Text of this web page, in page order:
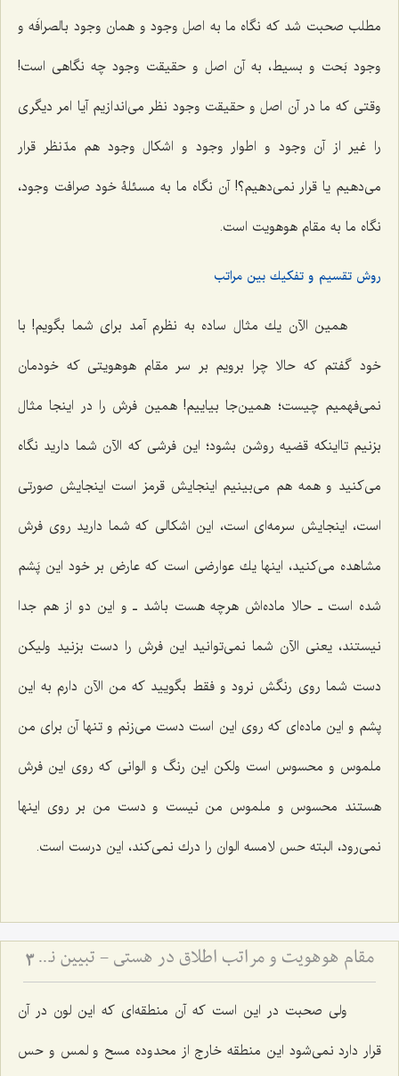
مطلب صحبت شد كه نگاه ما به اصل وجود و همان وجود بالصرافَه و
وجود بَحت و بسیط، به آن اصل و حقیقت وجود چه نگاهى است!
وقتى كه ما در آن اصل و حقیقت وجود نظر مى‌اندازیم آیا امر دیگرى
را غیر از آن وجود و اطوار وجود و اشكال وجود هم مدّنظر قرار
مى‌دهیم یا قرار نمى‌دهیم؟! آن نگاه ما به مسئلۀ خود صرافت وجود،
نگاه ما به مقام هوهویت است.
روش تقسیم و تفكیك بین مراتب
همین الآن یك مثال ساده به نظرم آمد براى شما بگویم! با
خود گفتم که حالا چرا برویم بر سر مقام هوهویتى كه خودمان
نمى‌فهمیم چیست؛ همین‌جا بیاییم! همین فرش را در اینجا مثال
بزنیم تااینكه قضیه روشن بشود؛ این فرشى كه الآن شما دارید نگاه
مى‌كنید و همه هم مى‌بینیم اینجایش قرمز است اینجایش صورتى
است، اینجایش سرمه‌اى است، این اشكالى كه شما دارید روى فرش
مشاهده مى‌كنید، اینها یك عوارضى است كه عارض بر خود این پَشم
شده است ـ حالا ماده‌اش هرچه هست باشد ـ و این دو از هم جدا
نیستند، یعنى الآن شما نمى‌توانید این فرش را دست بزنید ولیكن
دست شما روى رنگش نرود و فقط بگویید که من الآن دارم به این
پشم و این ماده‌اى كه روى این است دست می‌زنم و تنها آن برای من
ملموس و محسوس است ولكن این رنگ و الوانى كه روى این فرش
هستند محسوس و ملموس من نیست و دست من بر روی اینها
نمی‌رود، البته حس لامسه الوان را درك نمى‌كند، این درست است.
مقام هوهویت و مراتب اطلاق در هستی - تبیین نسبت میان مقام احدیت، واحدیت و ظهورات مادی 3
ولى صحبت در این است كه آن منطقه‌اى كه این لون در آن
قرار دارد نمى‌شود این منطقه خارج از محدوده مسح و لمس و حس